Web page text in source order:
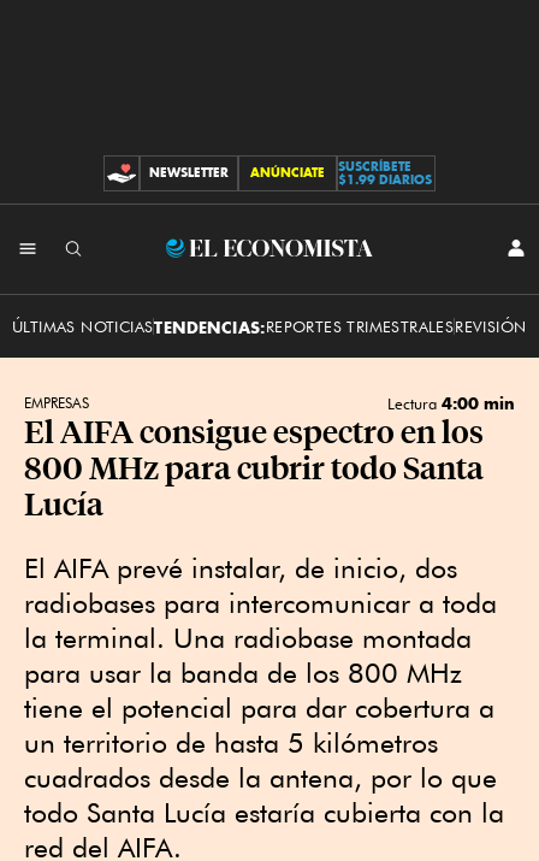
CONTRIBUCIONES
NEWSLETTER ANÚNCIATE
SUSCRÍBETE
$1.99 DIARIOS
El
ÚLTIMAS NOTICIASTENDENCIAS:REPORTES TRIMESTRALESREVISIÓN
EMPRESAS Lectura 4:00 min
El AIFA consigue espectro en los
800 MHz para cubrir todo Santa
Lucía
El AIFA prevé instalar, de inicio, dos
radiobases para intercomunicar a toda
la terminal. Una radiobase montada
para usar la banda de los 800 MHz
tiene el potencial para dar cobertura a
un territorio de hasta 5 kilómetros
cuadrados desde la antena, por lo que
todo Santa Lucía estaría cubierta con la
red del AIFA.